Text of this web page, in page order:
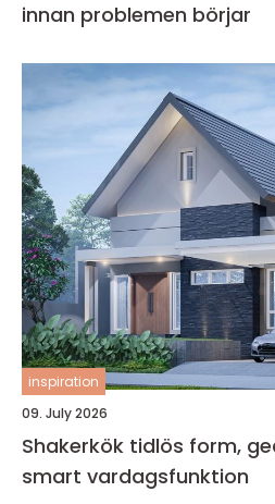
innan problemen börjar
inspiration
09. July 2026
Shakerkök tidlös form, gediget hantverk och
smart vardagsfunktion